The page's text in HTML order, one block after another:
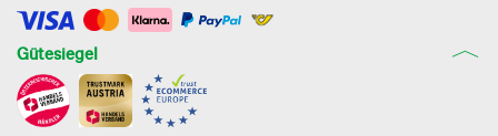
Gütesiegel